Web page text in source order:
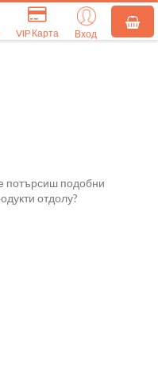
VIP Карта Вход
потърсиш подобни
отдолу?